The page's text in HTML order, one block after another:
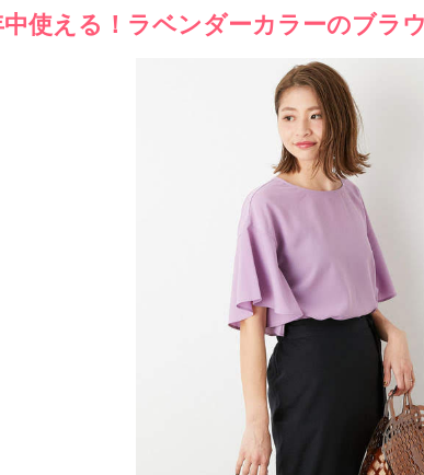
使える！ラベンダーカラーのブラ